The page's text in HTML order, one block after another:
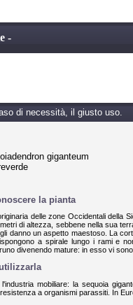
-
di necessità, il giusto uso.
giganteum
la pianta
delle zone Occidentali della
di altezza, sebbene nella sua
danno un aspetto maestoso. La
a spirale lungo i rami e
divenendo mature: in esso vi
mobiliare: la sequoia
a organismi parassiti. In